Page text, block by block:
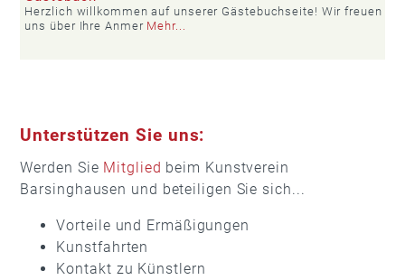
Herzlich willkommen auf unserer Gästebuchseite! Wir freuen
uns über Ihre Anmer Mehr...
Unterstützen Sie uns:
Werden Sie Mitglied beim Kunstverein
Barsinghausen und beteiligen Sie sich...
Vorteile und Ermäßigungen
Kunstfahrten
Kontakt zu Künstlern